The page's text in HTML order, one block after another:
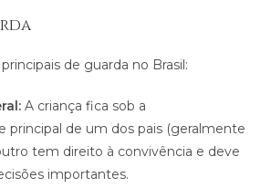
de guarda no Brasil:
A criança fica sob a
principal de um dos pais (geralmente
tem direito à convivência e deve
importantes.